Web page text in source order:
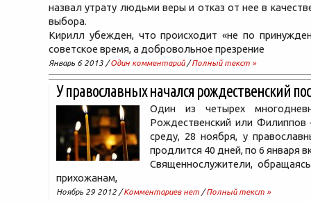
назвал утрату людьми веры и отказ от нее в
выбора.
Кирилл убежден, что происходит «не по
советское время, а добровольное презрение
Январь 6 2013 /Один комментарий/Полный текст »
У православных начался рождественский
Один из четырех
Рождественский или
среду, 28 ноября, у
продлится 40 дней, по 6 января
Священнослужители,
прихожанам,
Ноябрь 29 2012 /Комментариев нет /Полный текст »